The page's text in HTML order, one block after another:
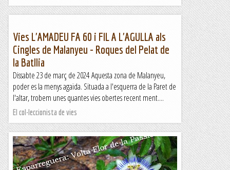
Vies L'AMADEU FA 60 i FIL A L'AGULLA als
Cingles de Malanyeu - Roques del Pelat de
la Batllia
Dissabte 23 de març de 2024 Aquesta zona de Malanyeu,
poder es la menys agaïda. Situada a l'esquerra de la Paret de
l'altar, trobem unes quantes vies obertes recent ment....
El col·leccionista de vies